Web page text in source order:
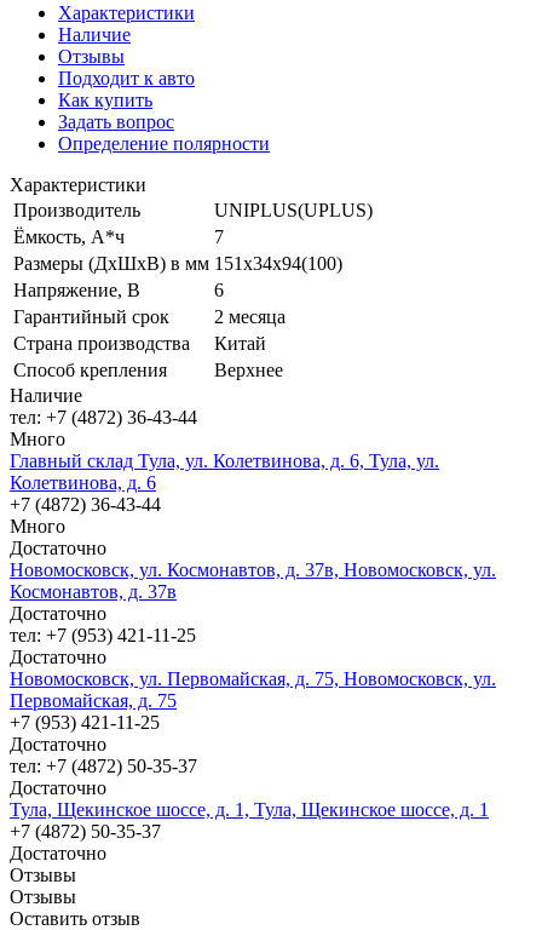
Характеристики
Наличие
Отзывы
Подходит к авто
Как купить
Задать вопрос
Определение полярности
Характеристики
Производитель
UNIPLUS(UPLUS)
Ёмкость, А*ч
7
Размеры (ДхШхВ) в мм 151x34x94(100)
Напряжение, В
6
Гарантийный срок
2 месяца
Страна производства
Китай
Способ крепления
Верхнее
Наличие
тел: +7 (4872) 36-43-44
Много
Главный склад Тула, ул. Колетвинова, д. 6, Тула, ул.
Колетвинова, д. 6
+7 (4872) 36-43-44
Много
Достаточно
Новомосковск, ул. Космонавтов, д. 37в, Новомосковск, ул.
Космонавтов, д. 37в
Достаточно
тел: +7 (953) 421-11-25
Достаточно
Новомосковск, ул. Первомайская, д. 75, Новомосковск, ул.
Первомайская, д. 75
+7 (953) 421-11-25
Достаточно
тел: +7 (4872) 50-35-37
Достаточно
Тула, Щекинское шоссе, д. 1, Тула, Щекинское шоссе, д. 1
+7 (4872) 50-35-37
Достаточно
Отзывы
Отзывы
Оставить отзыв